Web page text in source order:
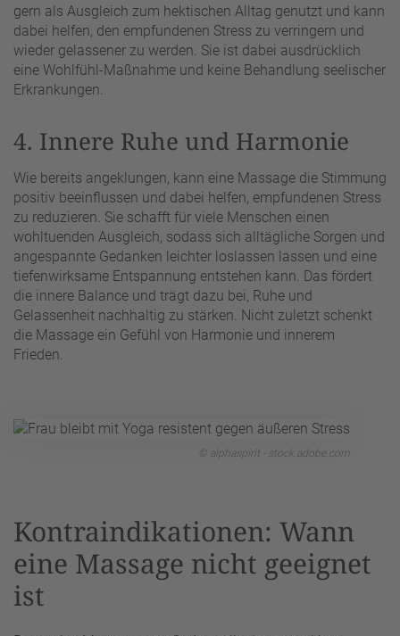
gern als Ausgleich zum hektischen Alltag genutzt und kann
dabei helfen, den empfundenen Stress zu verringern und
wieder gelassener zu werden. Sie ist dabei ausdrücklich
eine Wohlfühl-Maßnahme und keine Behandlung seelischer
Erkrankungen.
4. Innere Ruhe und Harmonie
Wie bereits angeklungen, kann eine Massage die Stimmung
positiv beeinflussen und dabei helfen, empfundenen Stress
zu reduzieren. Sie schafft für viele Menschen einen
wohltuenden Ausgleich, sodass sich alltägliche Sorgen und
angespannte Gedanken leichter loslassen lassen und eine
tiefenwirksame Entspannung entstehen kann. Das fördert
die innere Balance und trägt dazu bei, Ruhe und
Gelassenheit nachhaltig zu stärken. Nicht zuletzt schenkt
die Massage ein Gefühl von Harmonie und innerem
Frieden.
© alphaspirit - stock.adobe.com
Kontraindikationen: Wann
eine Massage nicht geeignet
ist